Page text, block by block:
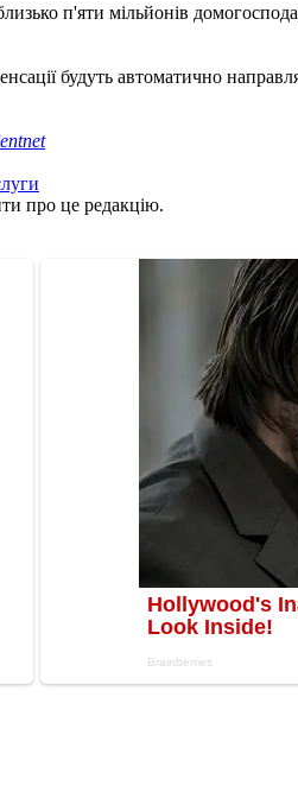
п'яти мільйонів
будуть автоматично
про це редакцію.